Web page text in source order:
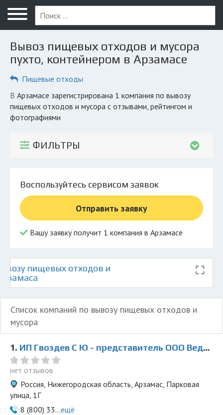
Меню
Главная
Вопрос юристу
Компании
КОМПАНИЯМ
© 2026 Все права защищены
Вывоз пищевых отходов и мусора
пухто, контейнером в Арзамасе
Пищевые отходы
в Арзамасе зарегистрирована 1 компания по вывозу
пищевых отходов и мусора с отзывами, рейтингом и
фотографиями
ФИЛЬТРЫ
Воспользуйтесь сервисом заявок
Отправить заявку
Вашу заявку получит 1 компания в Арзамасе
пищевых отходов и
Список компаний по вывозу пищевых отходов и
мусора
1. ИП Гвоздев С Ю - представитель ООО Ведущая Утилизирующая Компания
нет отзывов
Россия, Нижегородская область, Арзамас, Парковая
улица, 1Г
8 (800) 33...ещё